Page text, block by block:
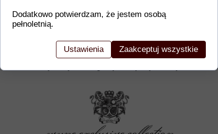
Dodatkowe informacje o produkcie
W tej sekcji warto umieścić istotne informacje,
gwarancji, zalecenia dotyczące montażu/
certyfikaty lub nagrody. Dzięki tym danym
Dodatkowo potwierdzam, że jestem osobą
pełnoletnią.
Ustawienia Zaakceptuj wszystkie